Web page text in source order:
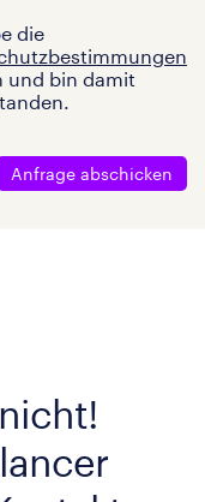
die
und bin damit
Anfrage abschicken